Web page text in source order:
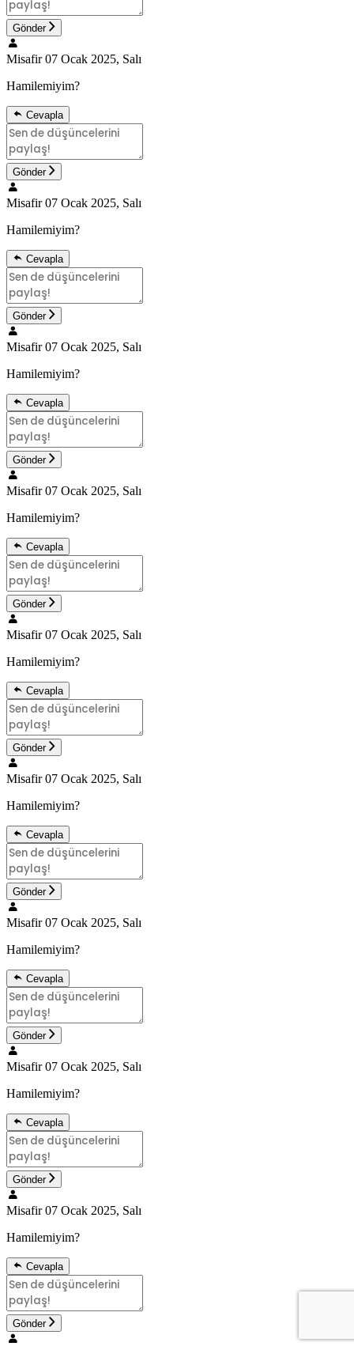
Gönder
Misafir 07 Ocak 2025, Salı
Hamilemiyim?
Cevapla
Gönder
Misafir 07 Ocak 2025, Salı
Hamilemiyim?
Cevapla
Gönder
Misafir 07 Ocak 2025, Salı
Hamilemiyim?
Cevapla
Gönder
Misafir 07 Ocak 2025, Salı
Hamilemiyim?
Cevapla
Gönder
Misafir 07 Ocak 2025, Salı
Hamilemiyim?
Cevapla
Gönder
Misafir 07 Ocak 2025, Salı
Hamilemiyim?
Cevapla
Gönder
Misafir 07 Ocak 2025, Salı
Hamilemiyim?
Cevapla
Gönder
Misafir 07 Ocak 2025, Salı
Hamilemiyim?
Cevapla
Gönder
Misafir 07 Ocak 2025, Salı
Hamilemiyim?
Cevapla
Gönder